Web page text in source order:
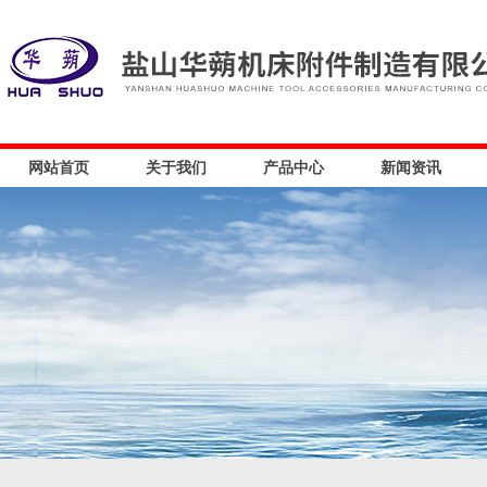
网站首页 关于我们 产品中心 新闻资讯